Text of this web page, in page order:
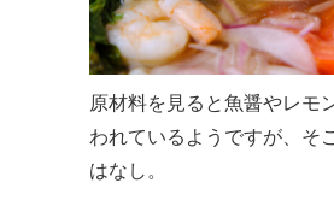
原材料を見ると魚醤やレモ
われているようですが、そ
はなし。